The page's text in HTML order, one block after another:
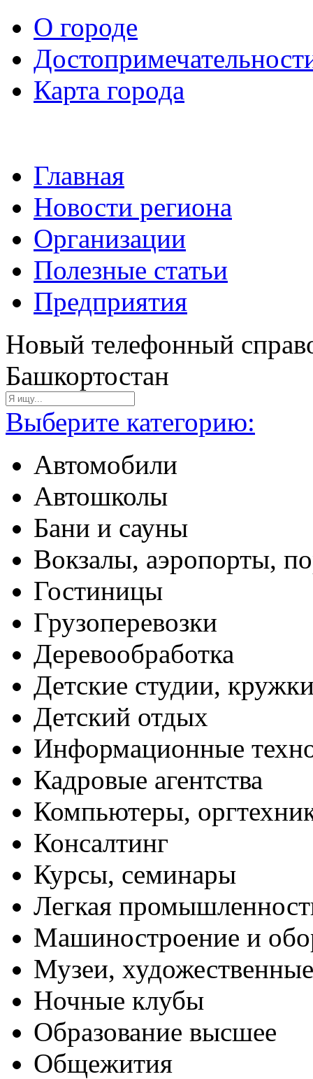
О городе
Карта города
Главная
Новости региона
Организации
Полезные статьи
Предприятия
Новый телефонный
Башкортостан
Выберите категорию:
Автомобили
Автошколы
Бани и сауны
Вокзалы, аэропорты,
Гостиницы
Грузоперевозки
Деревообработка
Детские студии,
Детский отдых
Информационные
Кадровые агентства
Компьютеры,
Консалтинг
Курсы, семинары
Легкая
Машиностроение и
Музеи,
Ночные клубы
Образование высшее
Общежития